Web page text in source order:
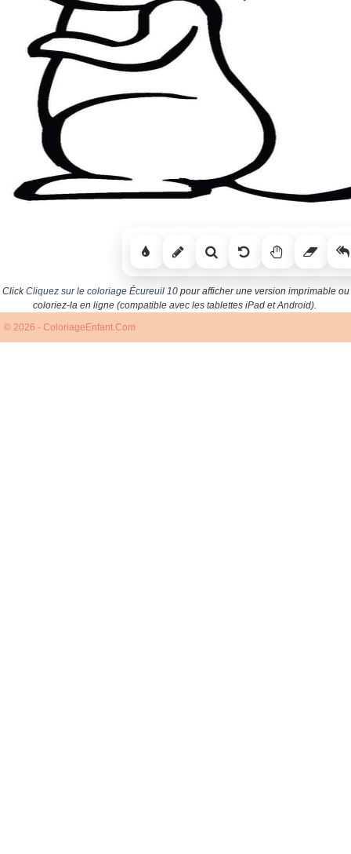
ClickCliquez sur le coloriage Écureuil 10pour afficher une version imprimable ou
coloriez-la en ligne (compatible avec les tablettes iPad et Android).
© 2026 - ColoriageEnfant.Com